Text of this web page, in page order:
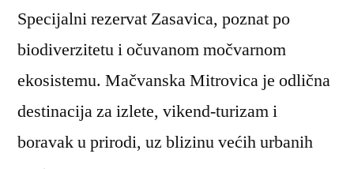
Specijalni rezervat Zasavica, poznat po
biodiverzitetu i očuvanom močvarnom
ekosistemu. Mačvanska Mitrovica je odlična
destinacija za izlete, vikend-turizam i
boravak u prirodi, uz blizinu većih urbanih